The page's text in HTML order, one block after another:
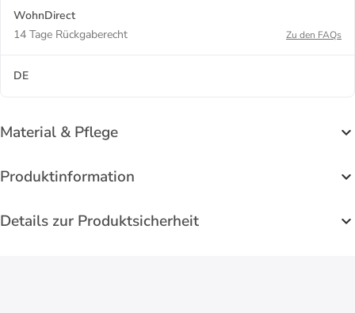
WohnDirect
14 Tage Rückgaberecht
Zu den FAQs
DE
Material & Pflege
Produktinformation
Details zur Produktsicherheit